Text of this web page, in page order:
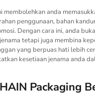
membolehkan anda
penggunaan, bahan
Dengan cara ini, anda
tetapi juga membina
yang berpuas hati lebih
kesetiaan jenama anda
Packaging